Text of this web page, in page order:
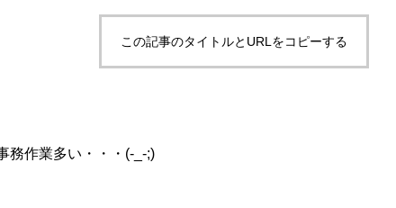
この記事のタイトルとURLをコピーする
務作業多い・・・(-_-;)